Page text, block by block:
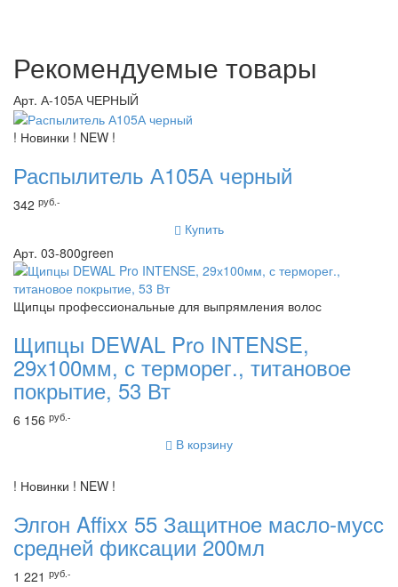
Рекомендуемые товары
Арт. А-105А ЧЕРНЫЙ
! Новинки ! NEW !
Распылитель А105А черный
342 руб.-
Купить
Арт. 03-800green
Щипцы профессиональные для выпрямления волос
Щипцы DEWAL Pro INTENSE,
29х100мм, с терморег., титановое
покрытие, 53 Вт
6 156 руб.-
В корзину
! Новинки ! NEW !
Элгон Affixx 55 Защитное масло-мусс
средней фиксации 200мл
1 221 руб.-